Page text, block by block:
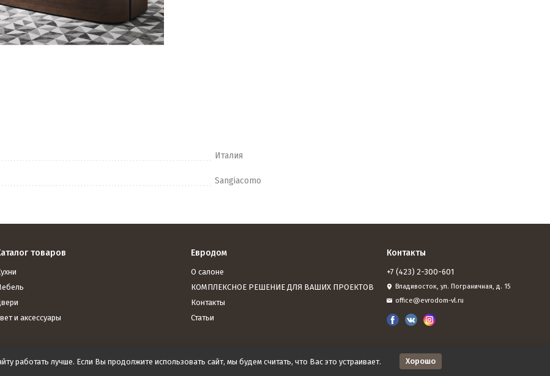
Италия
Sangiacomo
товаров
и аксессуары
Евродом
О салоне
КОМПЛЕКСНОЕ РЕШЕНИЕ ДЛЯ ВАШИХ ПРОЕКТОВ
Контакты
Статьи
Контакты
+7 (423) 2-300-601
Владивосток, ул. Пограничная, д. 15
office@evrodom-vl.ru
работать лучше. Если Вы продолжите использовать сайт, мы будем считать, что Вас это устраивает. Хорошо